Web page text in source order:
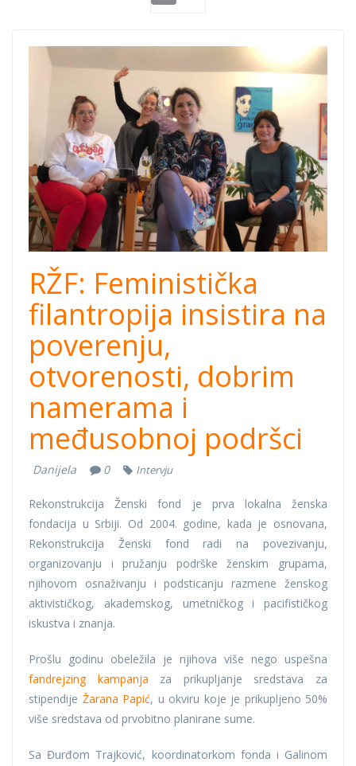
RŽF-cover.png
RŽF: Feministička
filantropija insistira na
poverenju,
otvorenosti, dobrim
namerama i
međusobnoj podršci
Danijela 0 Intervju
Rekonstrukcija Ženski fond je prva lokalna ženska
fondacija u Srbiji. Od 2004. godine, kada je osnovana,
Rekonstrukcija Ženski fond radi na povezivanju,
organizovanju i pružanju podrške ženskim grupama,
njihovom osnaživanju i podsticanju razmene ženskog
aktivističkog, akademskog, umetničkog i pacifističkog
iskustva i znanja.
Prošlu godinu obeležila je njihova više nego uspešna
fandrejzing kampanja za prikupljanje sredstava za
stipendije Žarana Papić, u okviru koje je prikupljeno 50%
više sredstava od prvobitno planirane sume.
Sa Đurđom Trajković, koordinatorkom fonda i Galinom